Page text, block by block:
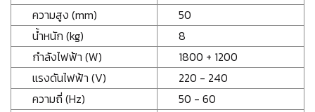
ความสูง (mm)
50
น้ำหนัก (kg)
8
กำลังไฟฟ้า (W)
1800 + 1200
แรงดันไฟฟ้า (V)
220 - 240
ความถี่ (Hz)
50 - 60